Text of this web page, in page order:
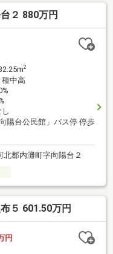
２ 880万円
2
中高
陽台公民館」バス停 停歩
北郡内灘町字向陽台２
５ 601.50万円
円